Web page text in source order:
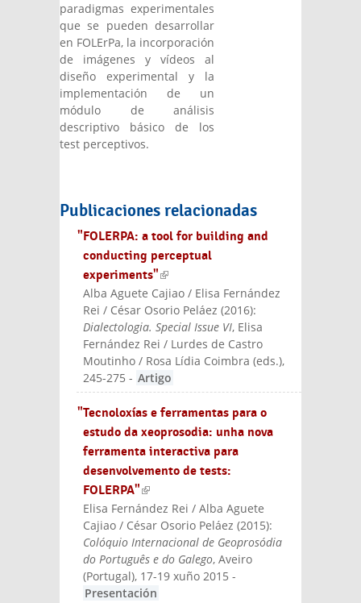
paradigmas experimentales
que se pueden desarrollar
en FOLErPa, la incorporación
de imágenes y vídeos al
diseño experimental y la
implementación de un
módulo de análisis
descriptivo básico de los
test perceptivos.
Publicaciones relacionadas
"FOLERPA: a tool for building and
conducting perceptual
experiments"(link is external)
Alba Aguete Cajiao / Elisa Fernández
Rei / César Osorio Peláez(2016):
Dialectologia. Special Issue VI, Elisa
Fernández Rei / Lurdes de Castro
Moutinho / Rosa Lídia Coimbra (eds.),
245-275 - Artigo
"Tecnoloxías e ferramentas para o
estudo da xeoprosodia: unha nova
ferramenta interactiva para
desenvolvemento de tests:
FOLERPA"(link is external)
Elisa Fernández Rei / Alba Aguete
Cajiao / César Osorio Peláez(2015):
Colóquio Internacional de Geoprosódia
do Português e do Galego, Aveiro
(Portugal), 17-19 xuño 2015 -
Presentación